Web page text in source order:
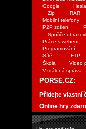
Google
Hesla
Zip
RAR
Mobilní telefony
P2P sdílení
Spořiče
Práce s webem
Programování
Sítě
FTP
Škola
Video
Vzdálená správa
PORSE.CZ:
Přidejte vlastní
Online hry